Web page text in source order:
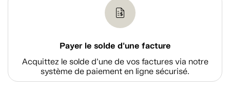
Payer le solde d'une facture
Acquittez le solde d’une de vos factures via notre
système de paiement en ligne sécurisé.